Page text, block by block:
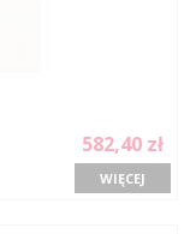
582,40 zł
WIĘCEJ